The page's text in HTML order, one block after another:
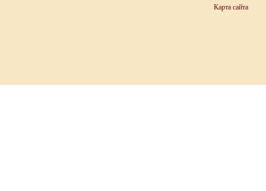
Карта сайта